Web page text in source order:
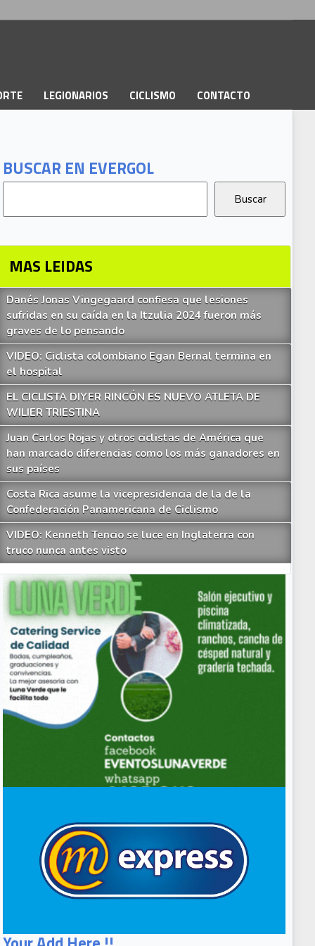
LEGIONARIOS CICLISMO CONTACTO
BUSCAR EN EVERGOL
MAS LEIDAS
Danés Jonas Vingegaard confiesa que lesiones
sufridas en su caída en la Itzulia 2024 fueron más
graves de lo pensando
VIDEO: Ciclista colombiano Egan Bernal termina en
el hospital
EL CICLISTA DIYER RINCÓN ES NUEVO ATLETA DE
WILIER TRIESTINA
Juan Carlos Rojas y otros ciclistas de América que
han marcado diferencias como los más ganadores en
sus países
Costa Rica asume la vicepresidencia de la de la
Confederación Panamericana de Ciclismo
VIDEO: Kenneth Tencio se luce en Inglaterra con
truco nunca antes visto